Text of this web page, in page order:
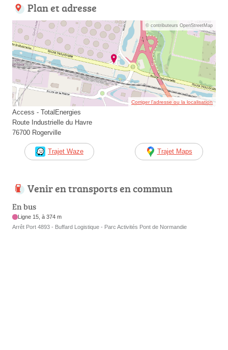
Plan et adresse
© contributeurs OpenStreetMap
Corriger l’adresse ou la localisation
Access - TotalEnergies
Route Industrielle du Havre
76700 Rogerville
Trajet Waze Trajet Maps
Venir en transports en commun
En bus
Ligne 15, à 374 m
Arrêt Port 4893 - Buffard Logistique - Parc Activités Pont de Normandie